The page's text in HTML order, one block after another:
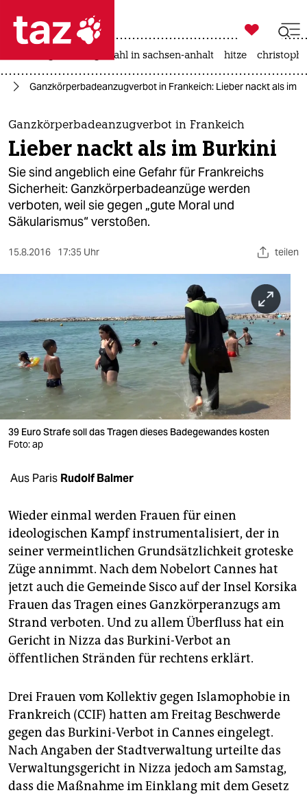
 taz zahl ich
taz zahl ich
themen
politik
öko
gesellschaft
kultur
sport
nord
wahrheit
verlag
verlag
shop
fragen & hilfe
unterstützen
abo
genossenschaft
epaper login

taz zahl ich
landtagswahl in sachsen-anhalt hitze
Ganzkörperbadeanzugverbot in Frankeich: Lieber nackt als im
Ganzkörperbadeanzugverbot in Frankeich
Lieber nackt als im Burkini​
Sie sind angeblich eine Gefahr für Frankreichs
Sicherheit: Ganzkörperbadeanzüge werden
verboten, weil sie gegen „gute Moral und
Säkularismus“ verstoßen.
15.8.2016 17:35 Uhr teilen
39 Euro Strafe soll das Tragen dieses Badegewandes kosten
Foto: ap
Aus Paris Rudolf Balmer
Wieder einmal werden Frauen für einen
ideologischen Kampf instrumentalisiert, der in
seiner vermeintlichen Grundsätzlichkeit groteske
Züge annimmt. Nach dem Nobelort Cannes hat
jetzt auch die Gemeinde Sisco auf der Insel Korsika
Frauen das Tragen eines Ganzkörperanzugs am
Strand verboten. Und zu allem Überfluss hat ein
Gericht in Nizza das Burkini-Verbot an
öffentlichen Stränden für rechtens erklärt.
Drei Frauen vom Kollektiv gegen Islamophobie in
Frankreich (CCIF) hatten am Freitag Beschwerde
gegen das Burkini-Verbot in Cannes eingelegt.
Nach Angaben der Stadtverwaltung urteilte das
Verwaltungsgericht in Nizza jedoch am Samstag,
dass die Maßnahme im Einklang mit dem Gesetz